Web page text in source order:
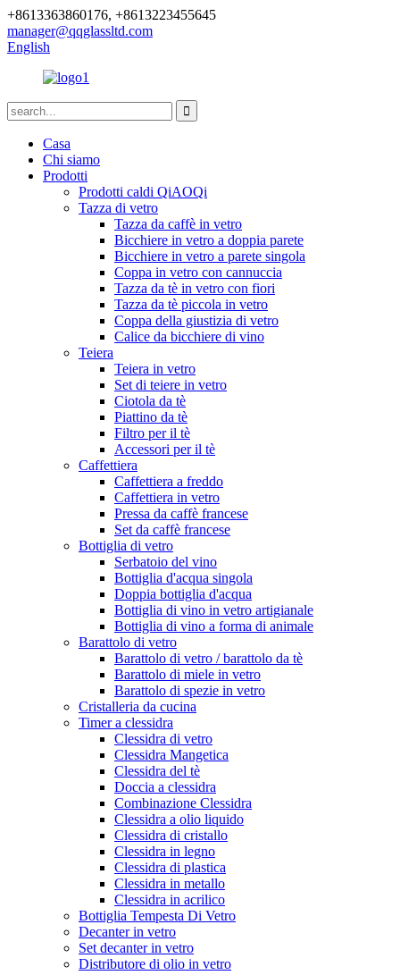
+8613363860176, +8613223455645
manager@qqglassltd.com
English
Casa
Chi siamo
Prodotti
Prodotti caldi QiAOQi
Tazza di vetro
Tazza da caffè in vetro
Bicchiere in vetro a doppia parete
Bicchiere in vetro a parete singola
Coppa in vetro con cannuccia
Tazza da tè in vetro con fiori
Tazza da tè piccola in vetro
Coppa della giustizia di vetro
Calice da bicchiere di vino
Teiera
Teiera in vetro
Set di teiere in vetro
Ciotola da tè
Piattino da tè
Filtro per il tè
Accessori per il tè
Caffettiera
Caffettiera a freddo
Caffettiera in vetro
Pressa da caffè francese
Set da caffè francese
Bottiglia di vetro
Serbatoio del vino
Bottiglia d'acqua singola
Doppia bottiglia d'acqua
Bottiglia di vino in vetro artigianale
Bottiglia di vino a forma di animale
Barattolo di vetro
Barattolo di vetro / barattolo da tè
Barattolo di miele in vetro
Barattolo di spezie in vetro
Cristalleria da cucina
Timer a clessidra
Clessidra di vetro
Clessidra Mangetica
Clessidra del tè
Doccia a clessidra
Combinazione Clessidra
Clessidra a olio liquido
Clessidra di cristallo
Clessidra in legno
Clessidra di plastica
Clessidra in metallo
Clessidra in acrilico
Bottiglia Tempesta Di Vetro
Decanter in vetro
Set decanter in vetro
Distributore di olio in vetro